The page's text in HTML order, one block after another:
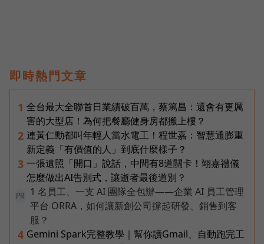
即時熱門文章
1 全台最大全聯首日業績破百萬，蔡篤昌：還會有更厲
害的大型店！為何把餐廳健身房都搬上樓？
2 連黃仁勳都叫年輕人當水電工！程世嘉：智慧通膨重
新定義「有價值的人」到底什麼樣子？
3 一張遺照「開口」說話，中間有8道關卡！翊嘉禮儀
怎麼做出AI告別式，讓逝者最後道別？
PR
1 名員工、一支 AI 團隊全包辦——企業 AI 員工管理
平台 ORRA，如何讓新創公司撐起研發、銷售到客
服？
4 Gemini Spark完整教學｜幫你讀Gmail、自動跑完工